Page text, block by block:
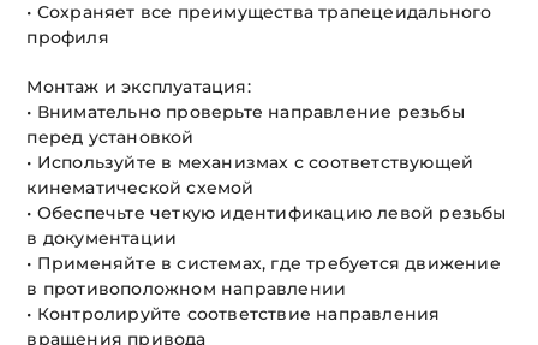
• Сохраняет все преимущества трапецеидального
профиля
Монтаж и эксплуатация:
• Внимательно проверьте направление резьбы
перед установкой
• Используйте в механизмах с соответствующей
кинематической схемой
• Обеспечьте четкую идентификацию левой резьбы
в документации
• Применяйте в системах, где требуется движение
в противоположном направлении
• Контролируйте соответствие направления
вращения привода